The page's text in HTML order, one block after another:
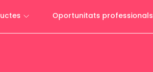
Oportunitats professionals